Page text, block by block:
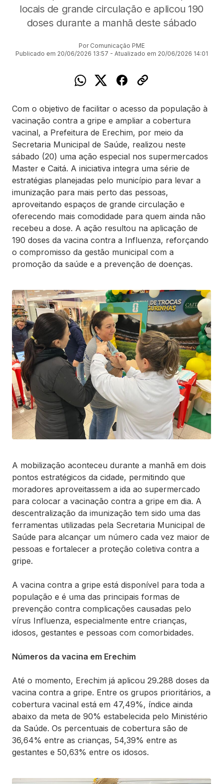
locais de grande circulação e aplicou 190
doses durante a manhã deste sábado
Por Comunicação PME
Publicado em 20/06/2026 13:57 - Atualizado em 20/06/2026 14:01
Com o objetivo de facilitar o acesso da população à
vacinação contra a gripe e ampliar a cobertura
vacinal, a Prefeitura de Erechim, por meio da
Secretaria Municipal de Saúde, realizou neste
sábado (20) uma ação especial nos supermercados
Master e Caitá. A iniciativa integra uma série de
estratégias planejadas pelo município para levar a
imunização para mais perto das pessoas,
aproveitando espaços de grande circulação e
oferecendo mais comodidade para quem ainda não
recebeu a dose. A ação resultou na aplicação de
190 doses da vacina contra a Influenza, reforçando
o compromisso da gestão municipal com a
promoção da saúde e a prevenção de doenças.
A mobilização aconteceu durante a manhã em dois
pontos estratégicos da cidade, permitindo que
moradores aproveitassem a ida ao supermercado
para colocar a vacinação contra a gripe em dia. A
descentralização da imunização tem sido uma das
ferramentas utilizadas pela Secretaria Municipal de
Saúde para alcançar um número cada vez maior de
pessoas e fortalecer a proteção coletiva contra a
gripe.
A vacina contra a gripe está disponível para toda a
população e é uma das principais formas de
prevenção contra complicações causadas pelo
vírus Influenza, especialmente entre crianças,
idosos, gestantes e pessoas com comorbidades.
Números da vacina em Erechim
Até o momento, Erechim já aplicou 29.288 doses da
vacina contra a gripe. Entre os grupos prioritários, a
cobertura vacinal está em 47,49%, índice ainda
abaixo da meta de 90% estabelecida pelo Ministério
da Saúde. Os percentuais de cobertura são de
36,64% entre as crianças, 54,39% entre as
gestantes e 50,63% entre os idosos.